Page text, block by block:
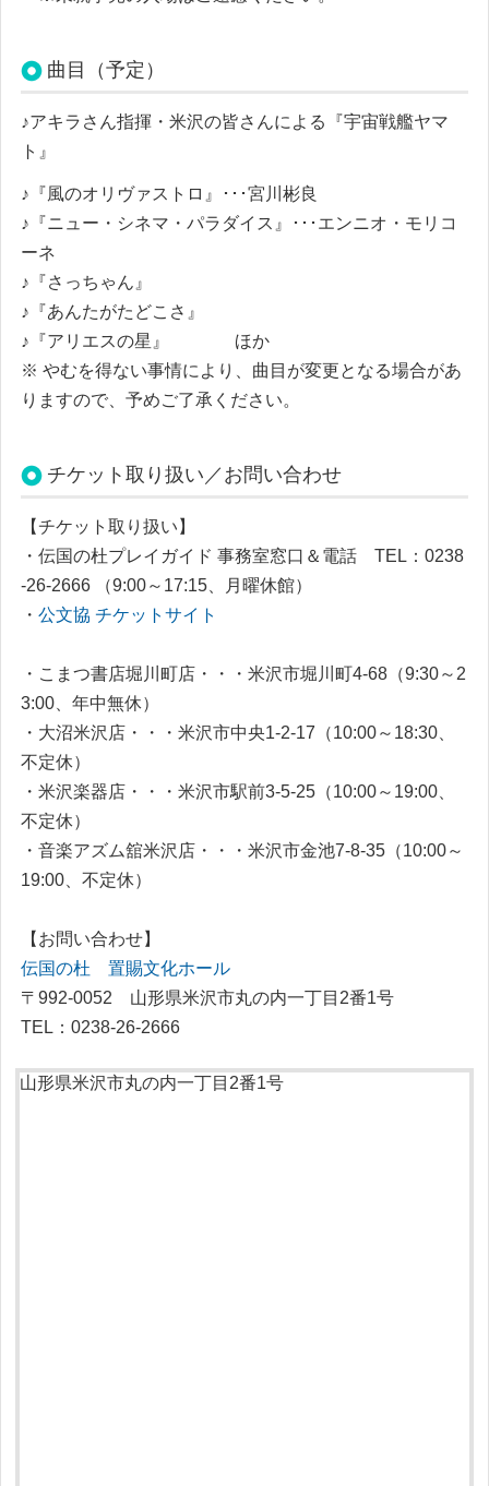
曲目（予定）
♪アキラさん指揮・米沢の皆さんによる『宇宙戦艦ヤマ
ト』
♪『風のオリヴァストロ』･･･宮川彬良
♪『ニュー・シネマ・パラダイス』
･･･エンニオ・モリコ
ーネ
♪『さっちゃん』
♪『あんたがたどこさ』
♪『アリエスの星』 ほか
※ やむを得ない事情により、曲目が変更となる場合があ
りますので、予めご了承ください。
チケット取り扱い／お問い合わせ
【チケット取り扱い】
・伝国の杜プレイガイド 事務室窓口＆電話 TEL：0238
-26-2666（9:00～17:15、月曜休館）
・ 公文協 チケットサイト
・こまつ書店堀川町店・・・米沢市堀川町4-68（9:30～2
3:00、年中無休）
・大沼米沢店・・・米沢市中央1-2-17（10:00～18:30、
不定休）
・米沢楽器店・・・米沢市駅前3-5-25（10:00～19:00、
不定休）
・音楽アズム舘米沢店・・・米沢市金池7-8-35（10:00～
19:00、不定休）
【お問い合わせ】
伝国の杜 置賜文化ホール
〒992-0052 山形県米沢市丸の内一丁目2番1号
TEL：0238-26-2666
山形県米沢市丸の内一丁目2番1号